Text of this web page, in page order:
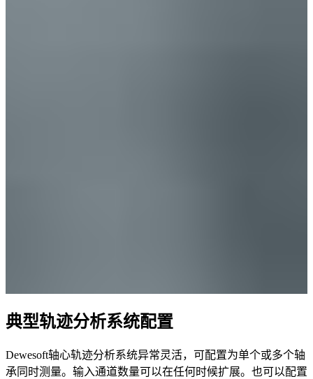
典型轨迹分析系统配置
Dewesoft轴心轨迹分析系统异常灵活，可配置为单个或多个轴
承同时测量。输入通道数量可以在任何时候扩展。也可以配置